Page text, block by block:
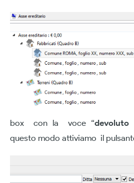
box con la voce “devoluto
questo modo attiviamo il